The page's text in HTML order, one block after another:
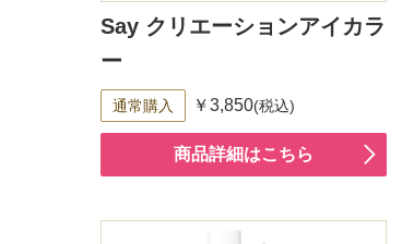
Say クリエーションアイカラ
ー
通常購入 ￥3,850(税込)
商品詳細はこちら